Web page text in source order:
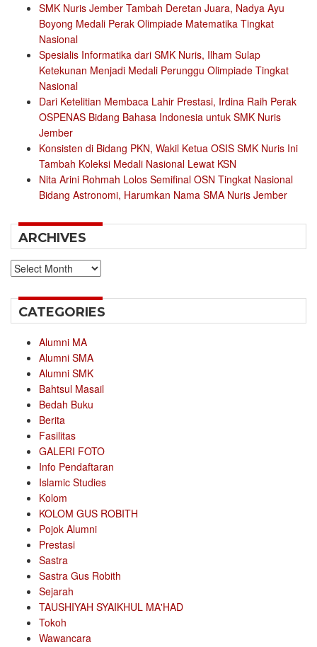
SMK Nuris Jember Tambah Deretan Juara, Nadya Ayu
Boyong Medali Perak Olimpiade Matematika Tingkat
Nasional
Spesialis Informatika dari SMK Nuris, Ilham Sulap
Ketekunan Menjadi Medali Perunggu Olimpiade Tingkat
Nasional
Dari Ketelitian Membaca Lahir Prestasi, Irdina Raih Perak
OSPENAS Bidang Bahasa Indonesia untuk SMK Nuris
Jember
Konsisten di Bidang PKN, Wakil Ketua OSIS SMK Nuris Ini
Tambah Koleksi Medali Nasional Lewat KSN
Nita Arini Rohmah Lolos Semifinal OSN Tingkat Nasional
Bidang Astronomi, Harumkan Nama SMA Nuris Jember
ARCHIVES
Archives
CATEGORIES
Alumni MA
Alumni SMA
Alumni SMK
Bahtsul Masail
Bedah Buku
Berita
Fasilitas
GALERI FOTO
Info Pendaftaran
Islamic Studies
Kolom
KOLOM GUS ROBITH
Pojok Alumni
Prestasi
Sastra
Sastra Gus Robith
Sejarah
TAUSHIYAH SYAIKHUL MA'HAD
Tokoh
Wawancara